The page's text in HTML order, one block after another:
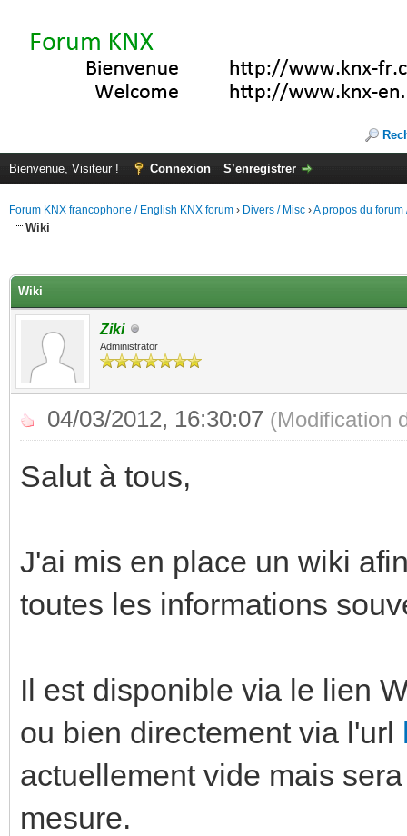
Bienvenue, Visiteur ! Connexion S’enregistrer
Forum KNX francophone / English KNX forum › Divers / Misc ›A propos du forum
Wiki
Wiki
Ziki
Administrator
04/03/2012, 16:30:07 (Modification
Salut à tous,
J'ai mis en place un wiki
toutes les informations
Il est disponible via le lien
ou bien directement via l'url
actuellement vide mais
mesure.